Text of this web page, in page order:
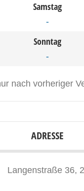
Samstag
-
Sonntag
-
nach vorheriger
ADRESSE
Langenstraße 36,